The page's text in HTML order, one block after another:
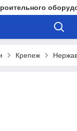
Крепеж